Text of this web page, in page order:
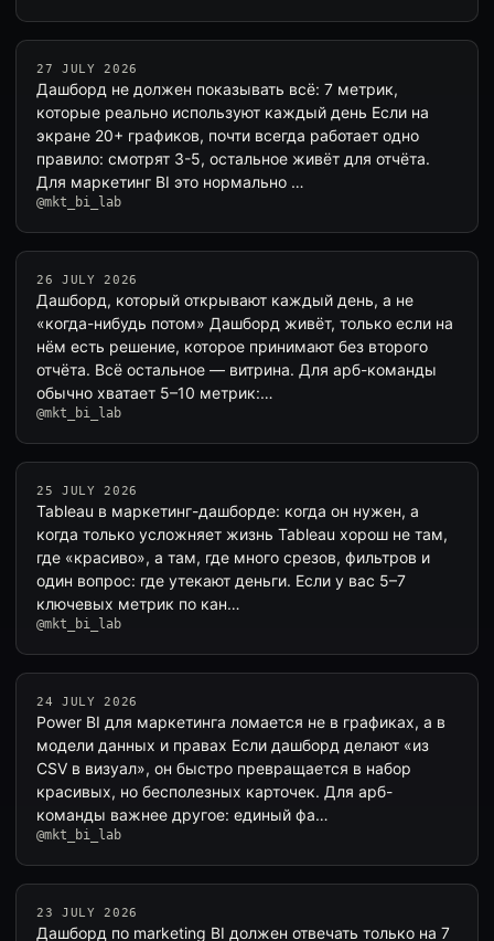
27 JULY 2026
Дашборд не должен показывать всё: 7 метрик,
которые реально используют каждый день Если на
экране 20+ графиков, почти всегда работает одно
правило: смотрят 3-5, остальное живёт для отчёта.
Для маркетинг BI это нормально …
@mkt_bi_lab
26 JULY 2026
Дашборд, который открывают каждый день, а не
«когда-нибудь потом» Дашборд живёт, только если на
нём есть решение, которое принимают без второго
отчёта. Всё остальное — витрина. Для арб-команды
обычно хватает 5–10 метрик:…
@mkt_bi_lab
25 JULY 2026
Tableau в маркетинг-дашборде: когда он нужен, а
когда только усложняет жизнь Tableau хорош не там,
где «красиво», а там, где много срезов, фильтров и
один вопрос: где утекают деньги. Если у вас 5–7
ключевых метрик по кан…
@mkt_bi_lab
24 JULY 2026
Power BI для маркетинга ломается не в графиках, а в
модели данных и правах Если дашборд делают «из
CSV в визуал», он быстро превращается в набор
красивых, но бесполезных карточек. Для арб-
команды важнее другое: единый фа…
@mkt_bi_lab
23 JULY 2026
Дашборд по marketing BI должен отвечать только на 7